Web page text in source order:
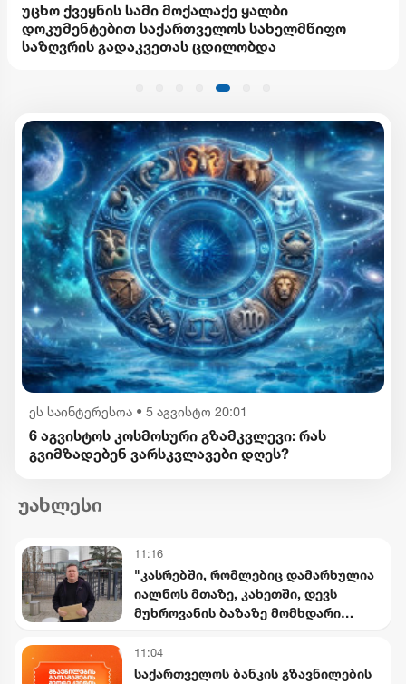
უცხო ქვეყნის სამი მოქალაქე ყალბი
დოკუმენტებით საქართველოს სახელმწიფო
საზღვრის გადაკვეთას ცდილობდა
ეს საინტერესოა • 5 აგვისტო 20:01
6 აგვისტოს კოსმოსური გზამკვლევი: რას
გვიმზადებენ ვარსკვლავები დღეს?
უახლესი
11:16
"კასრებში, რომლებიც დამარხულია
იალნოს მთაზე, კახეთში, დევს
მუხროვანის ბაზაზე მომხდარი
რომელიც ყველაფერს ფარდას
ახდის"
11:04
საქართველოს ბანკის გზავნილების